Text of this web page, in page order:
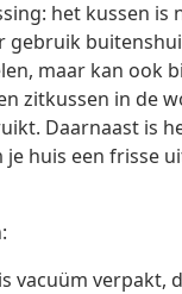
het kussen is
gebruik
maar kan ook
zitkussen in de
Daarnaast is
je huis een frisse
vacuüm verpakt,